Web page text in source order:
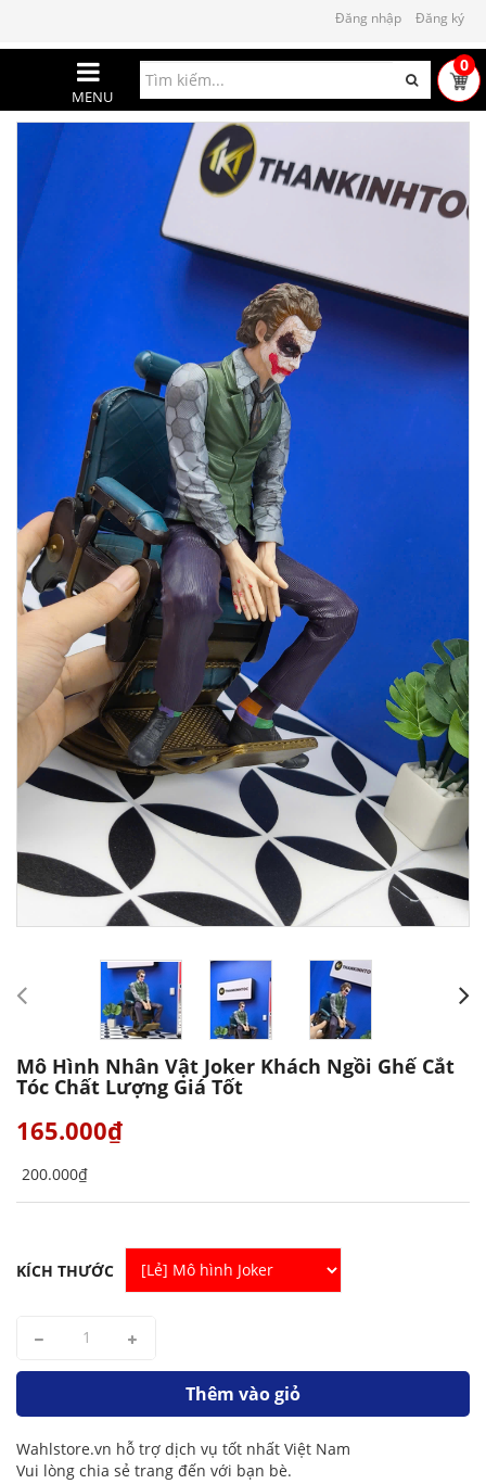
Đăng nhập Đăng ký
MENU
0
Mô Hình Nhân Vật Joker Khách Ngồi Ghế Cắt
Tóc Chất Lượng Giá Tốt
165.000₫
200.000₫
KÍCH THƯỚC
Thêm vào giỏ
Wahlstore.vn hỗ trợ dịch vụ tốt nhất Việt Nam
Vui lòng chia sẻ trang đến với bạn bè.